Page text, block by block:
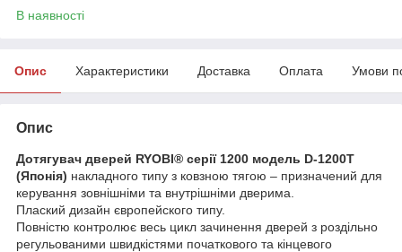
В наявності
Опис Характеристики Доставка Оплата Умови
Опис
Дотягувач дверей RYOBI® серії 1200 модель D-1200Т
(Японія) накладного типу з ковзною тягою – призначений для
керування зовнішніми та внутрішніми дверима.
Плаский дизайн європейского типу.
Повністю контролює весь цикл зачинення дверей з роздільно
регульованими швидкістями початкового та кінцевого